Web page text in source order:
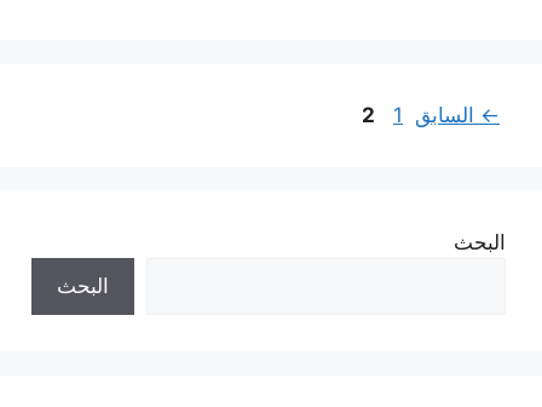
← السابق Page
1
Page
2
البحث
البحث